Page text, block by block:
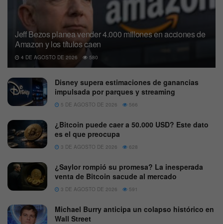
Jeff Bezos planea vender 4.000 millones en acciones de
Amazon y los títulos caen
4 DE AGOSTO DE 2026 580
Disney supera estimaciones de ganancias
impulsada por parques y streaming
5 DE AGOSTO DE 2026 566
¿Bitcoin puede caer a 50.000 USD? Este dato
es el que preocupa
3 DE AGOSTO DE 2026 628
¿Saylor rompió su promesa? La inesperada
venta de Bitcoin sacude al mercado
3 DE AGOSTO DE 2026 591
Michael Burry anticipa un colapso histórico en
Wall Street